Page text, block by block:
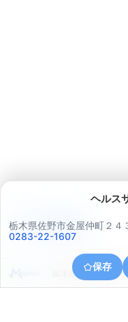
ヘルス
栃木県佐野市金屋仲町２４
0283-22-1607
保存
栃木県佐野市富岡町
アプリで見る